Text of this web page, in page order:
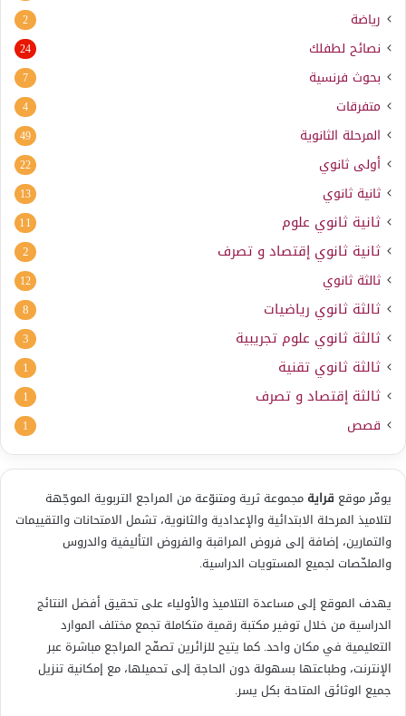
رياضة 2
نصائح لطفلك 24
بحوث فرنسية 7
متفرقات 4
المرحلة الثانوية 49
أولى ثانوي 22
ثانية ثانوي 13
ثانية ثانوي علوم 11
ثانية ثانوي إقتصاد و تصرف 2
ثالثة ثانوي 12
ثالثة ثانوي رياضيات 8
ثالثة ثانوي علوم تجريبية 3
ثالثة ثانوي تقنية 1
ثالثة إقتصاد و تصرف 1
قصص 1
يوفّر موقع قرايةمجموعة ثرية ومتنوّعة من المراجع التربوية الموجّهة
لتلاميذ المرحلة الابتدائية والإعدادية والثانوية، تشمل الامتحانات والتقييمات
والتمارين، إضافة إلى فروض المراقبة والفروض التأليفية والدروس
والملخّصات لجميع المستويات الدراسية.
يهدف الموقع إلى مساعدة التلاميذ والأولياء على تحقيق أفضل النتائج
الدراسية من خلال توفير مكتبة رقمية متكاملة تجمع مختلف الموارد
التعليمية في مكان واحد. كما يتيح للزائرين تصفّح المراجع مباشرة عبر
الإنترنت، وطباعتها بسهولة دون الحاجة إلى تحميلها، مع إمكانية تنزيل
جميع الوثائق المتاحة بكل يسر.